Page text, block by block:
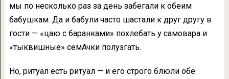
мы по несколько раз за день забегали к обеим
бабушкам. Да и бабули часто шастали к друг другу в
гости — «цаю с баранками» похлебать у самовара и
«тыквишные» семАчки полузгать.
Но, ритуал есть ритуал — и его строго блюли обе